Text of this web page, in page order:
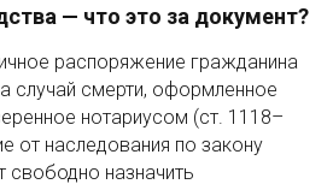
— что это за документ?
распоряжение гражданина
случай смерти, оформленное
нотариусом (ст. 1118–
от наследования по закону
свободно назначить